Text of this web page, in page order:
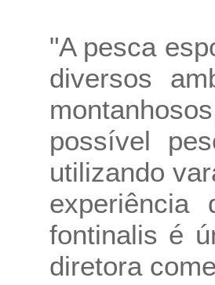
"A pesca
diversos
possível
utilizando
fontinalis é
diretora